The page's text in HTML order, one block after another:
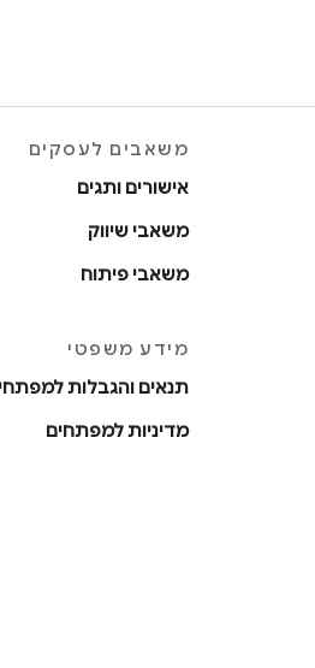
משאבים לעסקים
אישורים ותגים
משאבי שיווק
משאבי פיתוח
מידע משפטי
תנאים והגבלות
מדיניות למפתחים